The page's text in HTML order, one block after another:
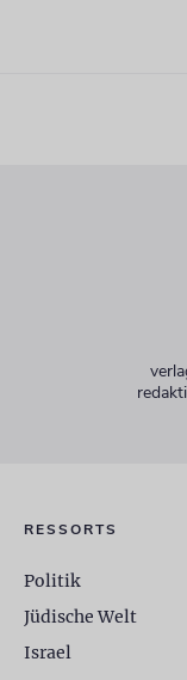
RESSORTS
Politik
Jüdische Welt
Israel